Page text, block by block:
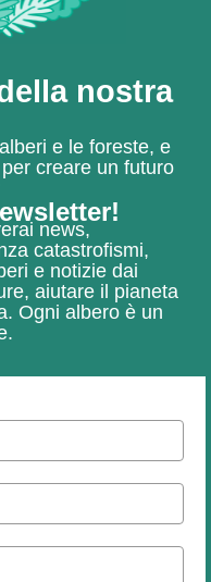
nostra
e le foreste, e
creare un futuro
news,
catastrofismi,
e notizie dai
aiutare il pianeta
Ogni albero è un